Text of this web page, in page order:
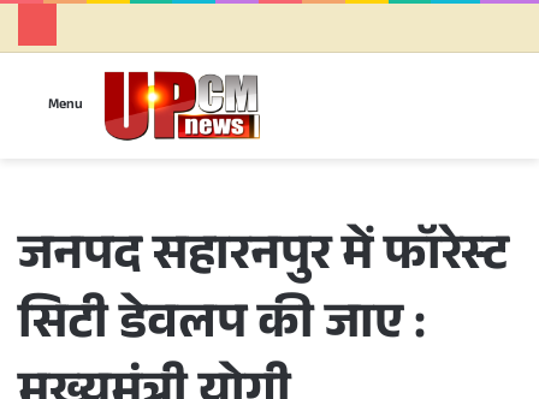
Menu
जनपद सहारनपुर में फॉरेस्ट
सिटी डेवलप की जाए :